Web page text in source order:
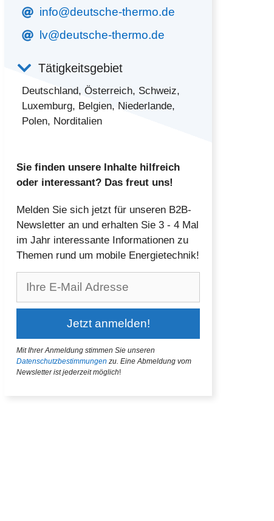
info@deutsche-thermo.de
lv@deutsche-thermo.de
Tätigkeitsgebiet
Deutschland, Österreich, Schweiz,
Luxemburg, Belgien, Niederlande,
Polen, Norditalien
Sie finden unsere Inhalte hilfreich
oder interessant? Das freut uns!
Melden Sie sich jetzt für unseren B2B-
Newsletter an und erhalten Sie 3 - 4 Mal
im Jahr interessante Informationen zu
Themen rund um mobile Energietechnik!
Mit Ihrer Anmeldung stimmen Sie unseren
Datenschutzbestimmungen zu. Eine Abmeldung vom
Newsletter ist jederzeit möglich!